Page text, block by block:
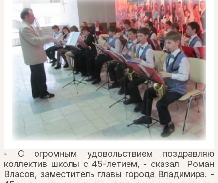
- С огромным удовольствием поздравляю
коллектив школы с 45-летием, - сказал Роман
Власов, заместитель главы города Владимира. -